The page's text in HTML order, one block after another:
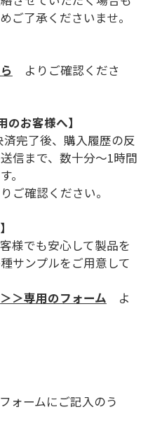
ご了承くださいませ。
よりご確認くださ
のお客様へ】
完了後、購入履歴の反
信まで、数十分～1時間
。
ご確認ください。
様でも安心して製品を
サンプルをご用意して
＞＞専用のフォーム よ
ォームにご記入のう